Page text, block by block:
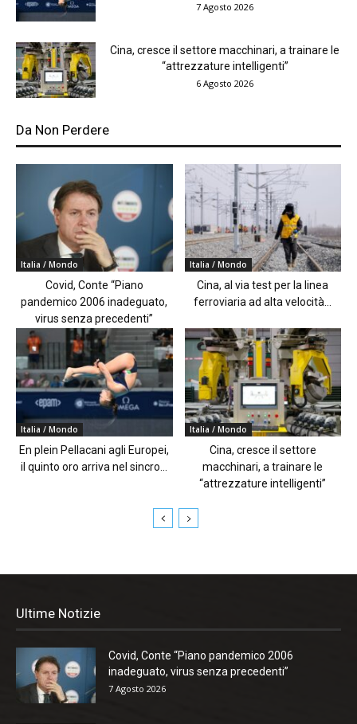
7 Agosto 2026
Cina, cresce il settore macchinari, a trainare le
“attrezzature intelligenti”
6 Agosto 2026
Da Non Perdere
Italia / Mondo
Covid, Conte “Piano
pandemico 2006 inadeguato,
virus senza precedenti”
Italia / Mondo
Cina, al via test per la linea
ferroviaria ad alta velocità...
Italia / Mondo
En plein Pellacani agli Europei,
il quinto oro arriva nel sincro...
Italia / Mondo
Cina, cresce il settore
macchinari, a trainare le
“attrezzature intelligenti”
Ultime Notizie
Covid, Conte “Piano pandemico 2006
inadeguato, virus senza precedenti”
7 Agosto 2026